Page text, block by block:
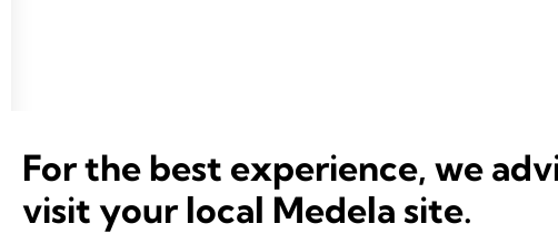
For the best experience, we
visit your local Medela site.